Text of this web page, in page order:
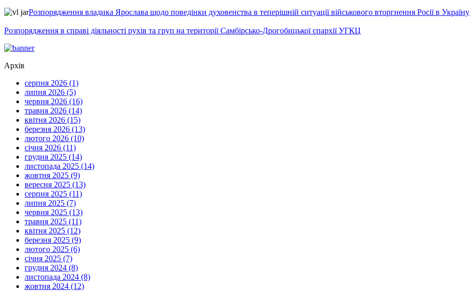
Розпорядження владика Ярослава щодо поведінки духовенства в теперішній ситуації військового вторгнення Росії в Україну
Розпорядження в справі діяльності рухів та груп на території Самбірсько-Дрогобицької єпархії УГКЦ
Архів
серпня 2026 (1)
липня 2026 (5)
червня 2026 (16)
травня 2026 (14)
квітня 2026 (15)
березня 2026 (13)
лютого 2026 (10)
січня 2026 (11)
грудня 2025 (14)
листопада 2025 (14)
жовтня 2025 (9)
вересня 2025 (13)
серпня 2025 (11)
липня 2025 (7)
червня 2025 (13)
травня 2025 (11)
квітня 2025 (12)
березня 2025 (9)
лютого 2025 (6)
січня 2025 (7)
грудня 2024 (8)
листопада 2024 (8)
жовтня 2024 (12)